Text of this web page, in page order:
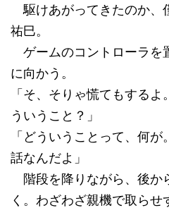
駆けあがってきたのか、
祐巳。
ゲームのコントローラを
に向かう。
「そ、そりゃ慌てもする
ういうこと？」
「どういうことって、何
話なんだよ」
階段を降りながら、後か
く。わざわざ親機で取らせ